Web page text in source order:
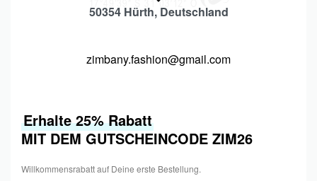
50354 Hürth, Deutschland
zimbany.fashion@gmail.com
Erhalte 25% Rabatt
MIT DEM GUTSCHEINCODE ZIM26
Willkommensrabatt auf Deine erste Bestellung.